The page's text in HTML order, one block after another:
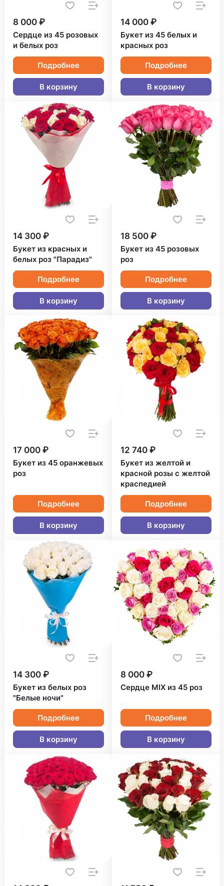
8 000 ₽
Сердце из 45 розовых
и белых роз
Подробнее
В корзину
14 000 ₽
Букет из 45 белых и
красных роз
Подробнее
В корзину
14 300 ₽
Букет из красных и
белых роз "Парадиз"
Подробнее
В корзину
18 500 ₽
Букет из 45 розовых
роз
Подробнее
В корзину
17 000 ₽
Букет из 45 оранжевых
роз
Подробнее
В корзину
12 740 ₽
Букет из желтой и
красной розы с желтой
краспедией
Подробнее
В корзину
14 300 ₽
Букет из белых роз
"Белые ночи"
Подробнее
В корзину
8 000 ₽
Сердце MIX из 45 роз
Подробнее
В корзину